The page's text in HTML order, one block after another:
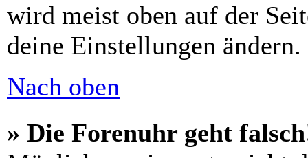
wird meist oben auf der
deine Einstellungen ändern.
Nach oben
» Die Forenuhr geht